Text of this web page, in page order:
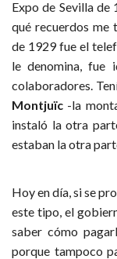
Expo de Sevilla
qué recuerdos me
de 1929 fue el
le denomina, fue
colaboradores.
Montjuïc -la
instaló la otra
estaban la otra
Hoy en día, si se
este tipo, el
saber cómo
porque tampoco